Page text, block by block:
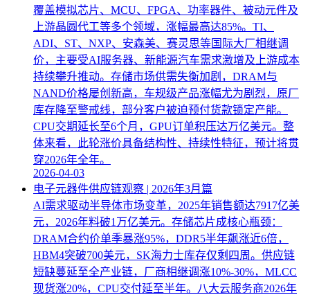
覆盖模拟芯片、MCU、FPGA、功率器件、被动元件及
上游晶圆代工等多个领域，涨幅最高达85%。TI、
ADI、ST、NXP、安森美、赛灵思等国际大厂相继调
价，主要受AI服务器、新能源汽车需求激增及上游成本
持续攀升推动。存储市场供需失衡加剧，DRAM与
NAND价格屡创新高，车规级产品涨幅尤为剧烈，原厂
库存降至警戒线，部分客户被迫预付货款锁定产能。
CPU交期延长至6个月，GPU订单积压达万亿美元。整
体来看，此轮涨价具备结构性、持续性特征，预计将贯
穿2026年全年。
2026-04-03
电子元器件供应链观察 | 2026年3月篇
AI需求驱动半导体市场变革，2025年销售额达7917亿美
元，2026年料破1万亿美元。存储芯片成核心瓶颈：
DRAM合约价单季暴涨95%，DDR5半年飙涨近6倍，
HBM4突破700美元，SK海力士库存仅剩四周。供应链
短缺蔓延至全产业链，厂商相继调涨10%-30%，MLCC
现货涨20%，CPU交付延至半年。八大云服务商2026年